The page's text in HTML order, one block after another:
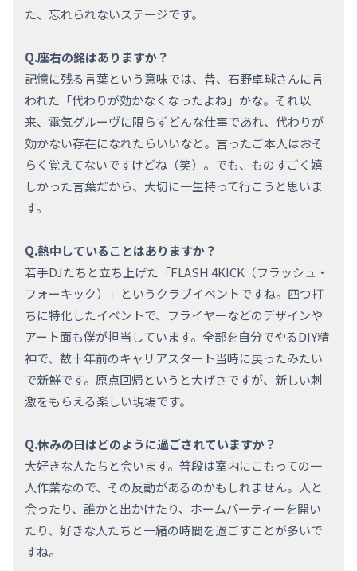
た、忘れられないステージです。
Q.座右の銘はありますか？
記憶に残る言葉という意味では、昔、石野卓球さんに言
われた「代わりが効かなくなったよね」かな。それ以
来、電気グルーヴに限らずどんな仕事であれ、代わりが
効かない存在になれたらいいなと。言ったご本人はおそ
らく覚えてないですけどね（笑）。でも、ものすごく嬉
しかった言葉だから、大切に一生持って行こうと思いま
す。
Q.熱中していることはありますか？
若手DJたちと立ち上げた「FLASH 4KICK （フラッシュ・
フォーキック）
」というクラブイベントですね。四つ打
ちに特化したイベントで、フライヤーなどのデザインや
アート面も僕が担当しています。全部を自分でやるDIY精
神で、数十年前のキャリアスタート当時に戻ったみたい
で新鮮です。原点回帰というと大げさですが、新しい刺
激をもらえる楽しい現場です。
Q.休みの日はどのように過ごされていますか？
大好きな人たちと会います。普段は室内にこもっての一
人作業なので、その反動があるのかもしれません。人と
会ったり、誰かと出かけたり、ホームパーティーを開い
たり、好きな人たちと一緒の時間を過ごすことが多いで
すね。